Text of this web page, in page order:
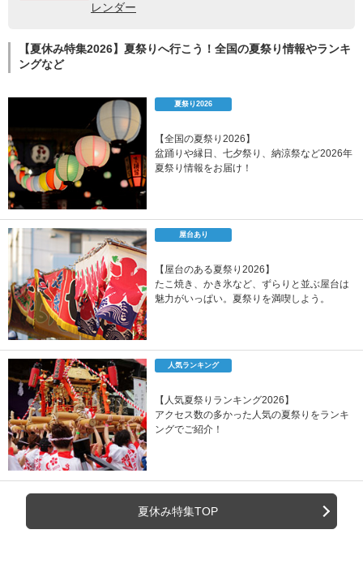
レンダー
【夏休み特集2026】夏祭りへ行こう！全国の夏祭り情報やランキ
ングなど
夏祭り2026
【全国の夏祭り2026】
盆踊りや縁日、七夕祭り、納涼祭など2026年
夏祭り情報をお届け！
屋台あり
【屋台のある夏祭り2026】
たこ焼き、かき氷など、ずらりと並ぶ屋台は
魅力がいっぱい。夏祭りを満喫しよう。
人気ランキング
【人気夏祭りランキング2026】
アクセス数の多かった人気の夏祭りをランキ
ングでご紹介！
夏休み特集TOP